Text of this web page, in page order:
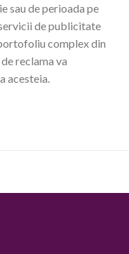
sau de perioada pe
de publicitate
complex din
reclama va
acesteia.